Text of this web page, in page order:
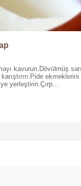
kavurun.Dövülmüş
yerleştirin.Çırp...